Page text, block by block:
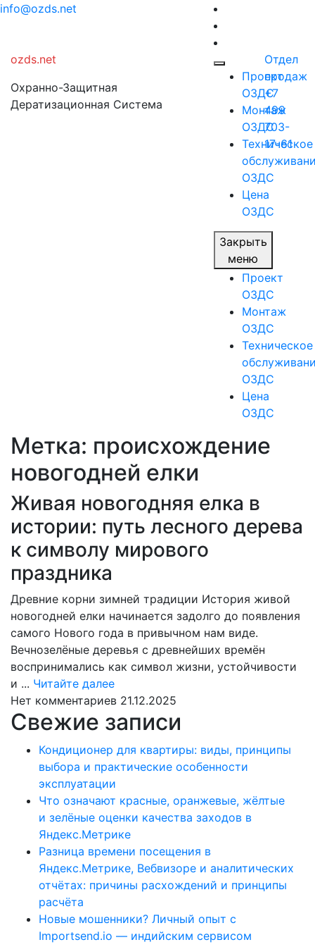
Перейти
info@ozds.net
ozds.net
Охранно-Защитная
Дератизационная Система
Проект
ОЗДС
Монтаж
ОЗДС
Техническое
ОЗДС
Цена
ОЗДС
Закрыть
меню
Проект
ОЗДС
Монтаж
ОЗДС
Техническое
ОЗДС
Цена
ОЗДС
Отдел
продаж
+7
499
703-
17-61
Метка: происхождение
новогодней елки
Живая новогодняя елка в
истории: путь лесного дерева
к символу мирового
праздника
Древние корни зимней традиции История живой
новогодней елки начинается задолго до появления
самого Нового года в привычном нам виде.
Вечнозелёные деревья с древнейших времён
воспринимались как символ жизни, устойчивости
и ... Читайте далееЧитайте
далее
Нет комментариев 21.12.2025
Свежие записи
Кондиционер для квартиры: виды, принципы
выбора и практические особенности
эксплуатации
Что означают красные, оранжевые, жёлтые
и зелёные оценки качества заходов в
Яндекс.Метрике
Разница времени посещения в
Яндекс.Метрике, Вебвизоре и аналитических
отчётах: причины расхождений и принципы
расчёта
Новые мошенники? Личный опыт с
Importsend.io — индийским сервисом